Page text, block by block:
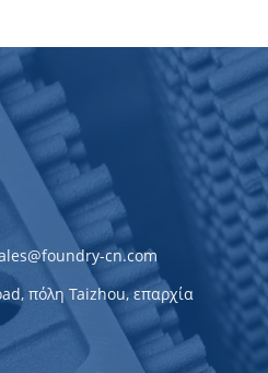
cn.com
πόλη Taizhou, επαρχία